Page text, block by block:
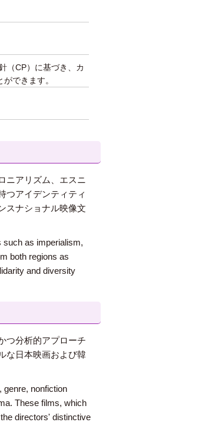
（CP）に基づき、カ
できます。
ニアリズム、エスニ
つアイデンティティ
スナショナル映像文
such as imperialism,
both regions as
and diversity
つ分析的アプローチ
な日本映画および韓
genre, nonfiction
These films, which
directors' distinctive